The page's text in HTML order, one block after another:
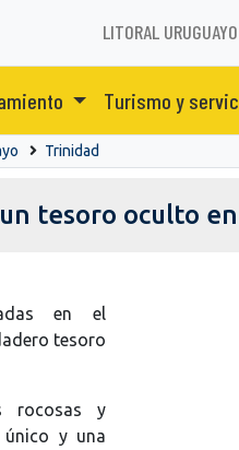
LITORAL URUGUAYO
Turismo y
Trinidad
tesoro oculto
en el
tesoro
rocosas y
único y una